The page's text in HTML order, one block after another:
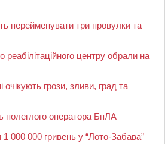
перейменувати три провулки та
реабілітаційного центру обрали на
очікують грози, зливи, град та
полеглого оператора БпЛА
000 000 гривень у “Лото-Забава”